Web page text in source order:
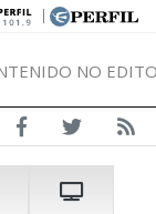
|
NO